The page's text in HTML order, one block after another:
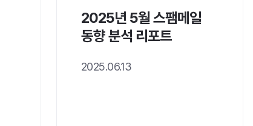
2025년 5월 스팸메일
동향 분석 리포트
2025.06.13